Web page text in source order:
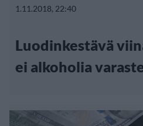
1.11.2018, 22:40
Luodinkestävä
ei alkoholia